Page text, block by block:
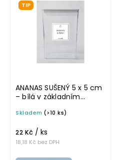
TIP
ANANAS SUŠENÝ 5 x 5 cm
– bílá v základním
samolepka na
Skladem (>10 ks)
18,18 Kč bez DPH
22 Kč / ks